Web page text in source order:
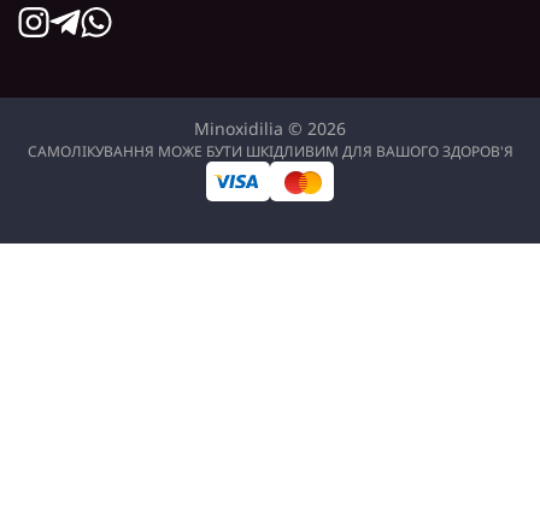
Minoxidilia © 2026
САМОЛІКУВАННЯ МОЖЕ БУТИ ШКІДЛИВИМ ДЛЯ ВАШОГО ЗДОРОВ'Я